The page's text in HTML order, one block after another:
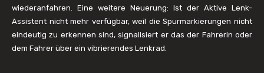
wiederanfahren. Eine weitere Neuerung: Ist der Aktive Lenk-
Assistent nicht mehr verfügbar, weil die Spurmarkierungen nicht
eindeutig zu erkennen sind, signalisiert er das der Fahrerin oder
dem Fahrer über ein vibrierendes Lenkrad.